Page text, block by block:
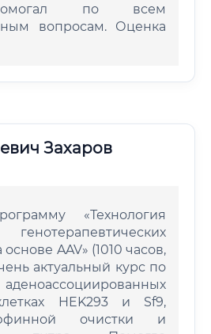
по всем
вопросам. Оценка
Захаров
«Технология
генотерапевтических
AAV» (1010 часов,
актуальный курс по
аденоассоциированных
HEK293 и Sf9,
очистки и